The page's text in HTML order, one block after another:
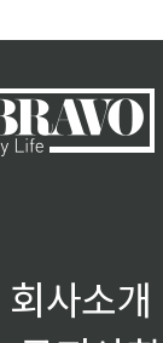
회사소개